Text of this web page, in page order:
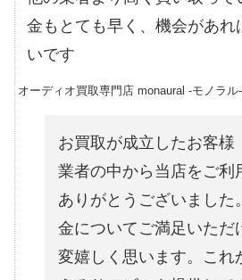
金もとても早く、機会があれ
いです
オーディオ買取専門店 monaural -モノラル
お買取が成立したお客
業者の中から当店をご利
ありがとうございました
金についてご満足いただ
変嬉しく思います。これ